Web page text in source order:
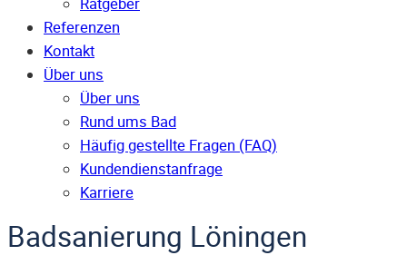
Referenzen
Kontakt
Über uns
Über uns
Rund ums Bad
Häufig gestellte Fragen (FAQ)
Kunden­dienst­anfrage
Karriere
Badsanierung Löningen